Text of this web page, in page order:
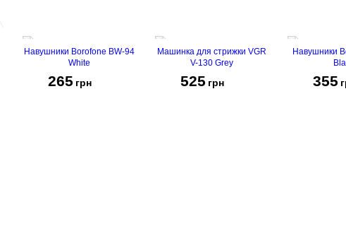
Навушники Borofone BW-94
White
265 грн
Машинка для стрижки VGR
V-130 Grey
525 грн
Навушники
355